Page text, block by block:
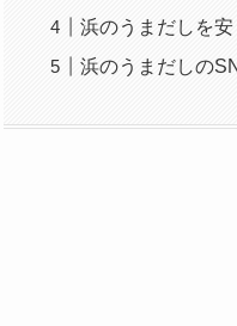
浜のうまだしを
浜のうまだしの